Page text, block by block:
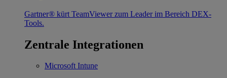
Gartner® kürt TeamViewer zum Leader im Bereich DEX-
Tools.
Zentrale Integrationen
Microsoft Intune